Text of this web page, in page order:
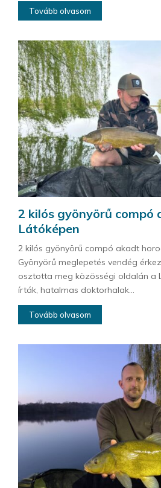
Tovább olvasom
2 kilós gyönyörű compó
Látóképen
2 kilós gyönyörű compó akadt
Gyönyörű meglepetés vendég
osztotta meg közösségi oldalán a
írták, hatalmas doktorhalak...
Tovább olvasom